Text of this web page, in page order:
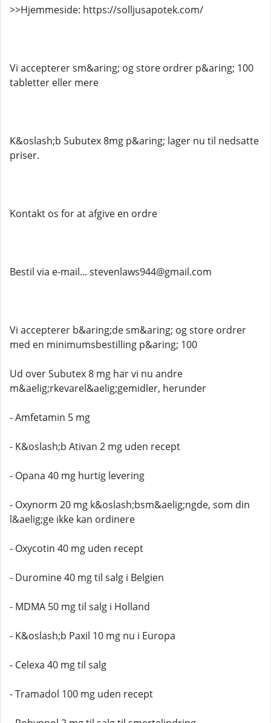
>>Hjemmeside: https://solljusapotek.com/
Vi accepterer sm&aring; og store ordrer p&aring; 100
tabletter eller mere
K&oslash;b Subutex 8mg p&aring; lager nu til nedsatte
priser.
Kontakt os for at afgive en ordre
Bestil via e-mail... stevenlaws944@gmail.com
Vi accepterer b&aring;de sm&aring; og store ordrer
med en minimumsbestilling p&aring; 100
Ud over Subutex 8 mg har vi nu andre
m&aelig;rkevarel&aelig;gemidler, herunder
- Amfetamin 5 mg
- K&oslash;b Ativan 2 mg uden recept
- Opana 40 mg hurtig levering
- Oxynorm 20 mg k&oslash;bsm&aelig;ngde, som din
l&aelig;ge ikke kan ordinere
- Oxycotin 40 mg uden recept
- Duromine 40 mg til salg i Belgien
- MDMA 50 mg til salg i Holland
- K&oslash;b Paxil 10 mg nu i Europa
- Celexa 40 mg til salg
- Tramadol 100 mg uden recept